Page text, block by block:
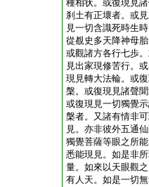
種相状。或復現見
刹土有正壞者。或
見一切含識死時生
從覩史多天降神母
或觀諸方各行七歩
見出家現修苦行。
現見轉大法輪。或
槃。或復現見諸聲
或復現見一切獨覺
槃者。又諸有情非
見。亦非彼外五通
獨覺菩薩等眼之所
悉能現見。如是非
量。如來以天眼觀
有人天。如是一切